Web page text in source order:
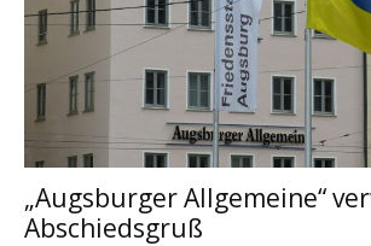
„Augsburger Allgemeine“
Abschiedsgruß